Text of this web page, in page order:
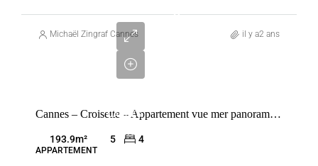
Michaël Zingraf Cannes il y a2 ans
CANNES
FRANCE
9
Cannes – Croisette – Appartement vue mer panoramique
193.9m² 5 4
APPARTEMENT